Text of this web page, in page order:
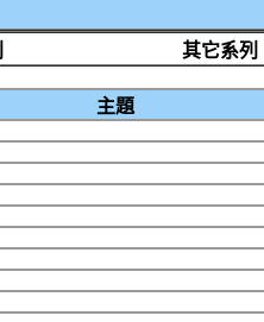
其它系列
主題